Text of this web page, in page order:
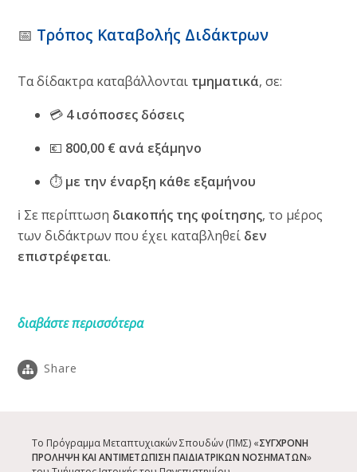
📅 Τρόπος Καταβολής Διδάκτρων
Τα δίδακτρα καταβάλλονται τμηματικά, σε:
💳 4 ισόποσες δόσεις
💶 800,00 € ανά εξάμηνο
⏱️ με την έναρξη κάθε εξαμήνου
ℹ️ Σε περίπτωση διακοπής της φοίτησης, το μέρος
των διδάκτρων που έχει καταβληθεί δεν
επιστρέφεται.
διαβάστε περισσότερα
Share
Το Πρόγραμμα Μεταπτυχιακών Σπουδών (ΠΜΣ) «ΣΥΓΧΡΟΝΗ
ΠΡΟΛΗΨΗ ΚΑΙ ΑΝΤΙΜΕΤΩΠΙΣΗ ΠΑΙΔΙΑΤΡΙΚΩΝ ΝΟΣΗΜΑΤΩΝ»